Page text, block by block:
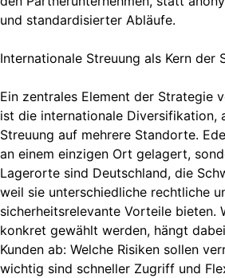
und standardisierter Abläufe.
Internationale Streuung als Kern der
Ein zentrales Element der Strategie
ist die internationale Diversifikation,
Streuung auf mehrere Standorte.
an einem einzigen Ort gelagert,
Lagerorte sind Deutschland, die
weil sie unterschiedliche rechtliche
sicherheitsrelevante Vorteile bieten.
konkret gewählt werden, hängt
Kunden ab: Welche Risiken sollen
wichtig sind schneller Zugriff und